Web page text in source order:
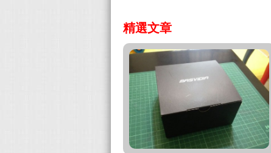
精選文章